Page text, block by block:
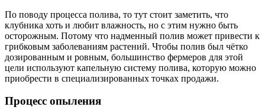
По поводу процесса полива, то тут стоит заметить, что
клубника хоть и любит влажность, но с этим нужно быть
осторожным. Потому что надменный полив может привести к
грибковым заболеваниям растений. Чтобы полив был чётко
дозированным и ровным, большинство фермеров для этой
цели используют капельную систему полива, которую можно
приобрести в специализированных точках продажи.
Процесс опыления